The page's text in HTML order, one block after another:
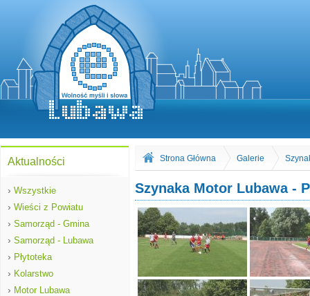
Aktualności
› Wszystkie
› Wieści z Powiatu
› Samorząd - Gmina
› Samorząd - Lubawa
› Płytoteka
› Kolarstwo
› Motor Lubawa
Strona Główna Galerie
Szynaka Motor Lubawa -